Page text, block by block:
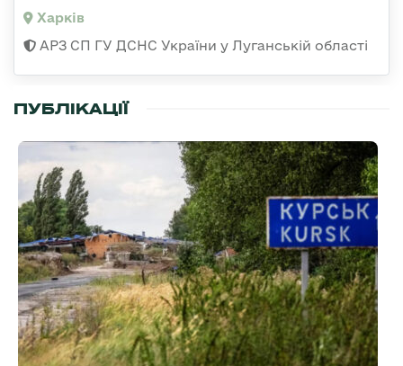
Харків
АРЗ СП ГУ ДСНС України у Луганській області
ПУБЛІКАЦІЇ